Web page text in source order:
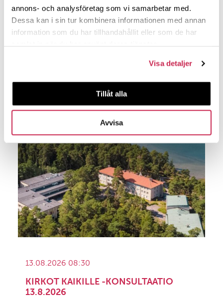
annons- och analysföretag som vi samarbetar med.
Dessa kan i sin tur kombinera informationen med annan
information som du har tillhandahållit eller som de har
Visa detaljer
Tillåt alla
Avvisa
graduates). Senior scholars are also very welcome,
but we reserve the option of […]
13.08.2026 08:30
KIRKOT KAIKILLE -KONSULTAATIO
13.8.2026